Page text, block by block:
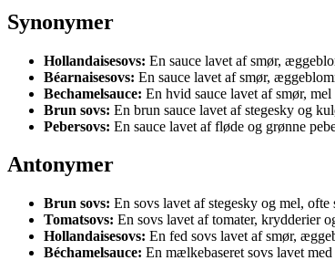
Synonymer
Hollandaisesovs: En sauce lavet af smør,
Béarnaisesovs: En sauce lavet af smør,
Bechamelsauce: En hvid sauce lavet af smør,
Brun sovs: En brun sauce lavet af stegesky og
Pebersovs: En sauce lavet af fløde og grønne
Antonymer
Brun sovs: En sovs lavet af stegesky og mel, ofte
Tomatsovs: En sovs lavet af tomater, krydderier
Hollandaisesovs: En fed sovs lavet af smør,
Béchamelsauce: En mælkebaseret sovs lavet